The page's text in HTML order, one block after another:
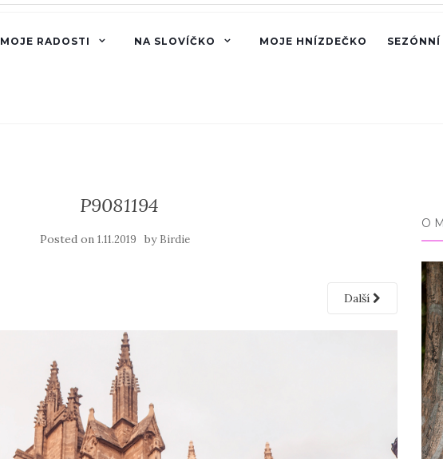
MOJE RADOSTI NA SLOVÍČKO MOJE HNÍZDEČKO
P9081194
Posted on1.11.2019 by Birdie
Další
O